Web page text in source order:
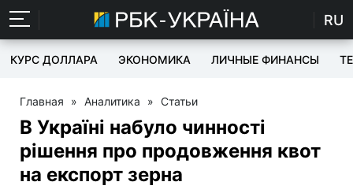
RU
КУРС ДОЛЛАРА ЭКОНОМИКА ЛИЧНЫЕ ФИНАНСЫ
Главная » Аналитика » Статьи
В Україні набуло чинності
рішення про продовження квот
на експорт зерна